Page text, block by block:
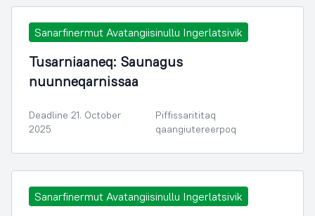
Sanarfinermut Avatangiisinullu Ingerlatsivik
Tusarniaaneq: Saunagus
nuunneqarnissaa
Deadline 21. October
2025
Piffissarititaq
qaangiutereerpoq
Sanarfinermut Avatangiisinullu Ingerlatsivik